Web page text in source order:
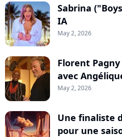
Sabrina
IA
May 2, 2026
Florent
avec
May 2, 2026
Une finaliste
pour une